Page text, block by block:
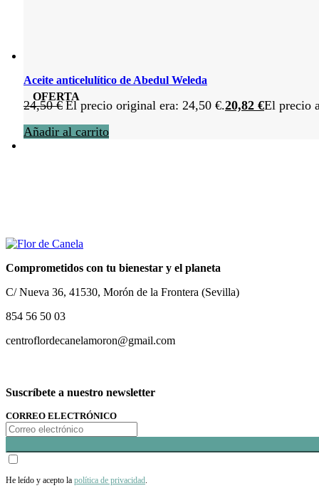
OFERTA
Aceite anticelulítico de Abedul Weleda
24,50€ El precio original era: 24,50 €.20,82 €El precio
Añadir al carrito
Comprometidos con tu bienestar y el planeta
C/ Nueva 36, 41530, Morón de la Frontera (Sevilla)
854 56 50 03
centroflordecanelamoron@gmail.com
Suscríbete a nuestro newsletter
CORREO ELECTRÓNICO
He leído y acepto la política de privacidad